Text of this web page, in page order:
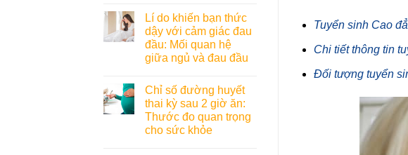
Lí do khiến bạn thức
dậy với cảm giác đau
đầu: Mối quan hệ
giữa ngủ và đau đầu
Chỉ số đường huyết
thai kỳ sau 2 giờ ăn:
Thước đo quan trọng
cho sức khỏe
Tuyển sinh Cao
Chi tiết thông tin
Đối tượng tuyển